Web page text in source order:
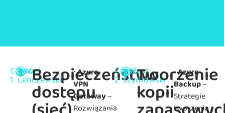
Część
1
Paweł
Lenczewski
Bezpieczeństwo
dostępu
⋅Azure
VPN
Gateway –
Rozwiązania
Część
2
Łukasz
Szydłowski
Tworzenie
kopii
⋅Azure
Backup–
Strategie
tworzenia